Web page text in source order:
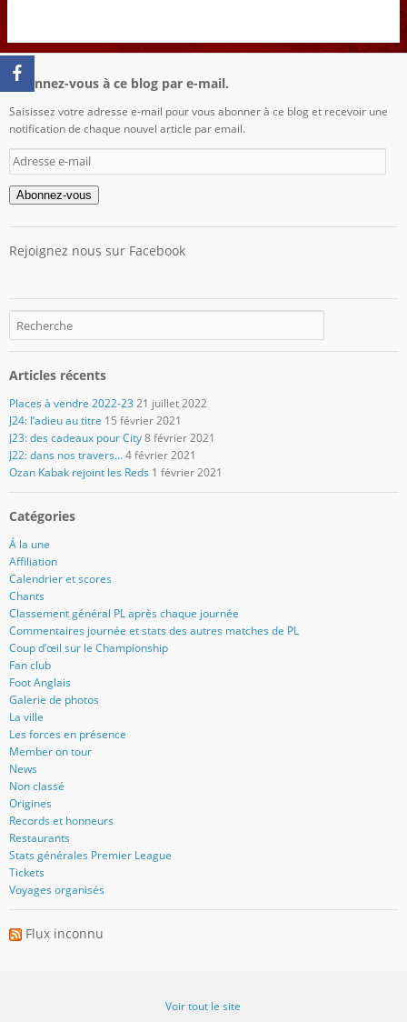
Abonnez-vous à ce blog par e-mail.
Saisissez votre adresse e-mail pour vous abonner à ce blog et recevoir une
notification de chaque nouvel article par email.
Adresse
e-
mail
Abonnez-vous
Rejoignez nous sur Facebook
Articles récents
Places à vendre 2022-23 21 juillet 2022
J24: l’adieu au titre 15 février 2021
J23: des cadeaux pour City 8 février 2021
J22: dans nos travers… 4 février 2021
Ozan Kabak rejoint les Reds 1 février 2021
Catégories
Á la une
Affiliation
Calendrier et scores
Chants
Classement général PL après chaque journée
Commentaires journée et stats des autres matches de PL
Coup d’œil sur le Championship
Fan club
Foot Anglais
Galerie de photos
La ville
Les forces en présence
Member on tour
News
Non classé
Origines
Records et honneurs
Restaurants
Stats générales Premier League
Tickets
Voyages organisés
Flux inconnu
Voir tout le site